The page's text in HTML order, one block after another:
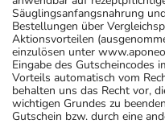
Säuglingsanfangsnahrung
Bestellungen über
Aktionsvorteilen
einzulösen unter
Eingabe des Gutscheincodes
Vorteils automatisch vom
behalten uns das Recht vor,
wichtigen Grundes zu
Gutschein bzw. durch eine